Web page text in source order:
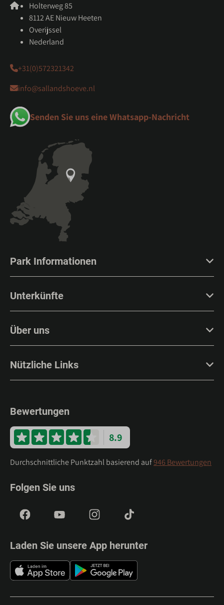
Holterweg 85
8112 AE Nieuw Heeten
Overijssel
Nederland
+31(0)572321342
info@sallandshoeve.nl
Senden Sie uns eine Whatsapp-Nachricht
Park Informationen
Unterkünfte
Über uns
Nützliche Links
Bewertungen
8.9
Durchschnittliche Punktzahl basierend auf946 Bewertungen
Folgen Sie uns
Laden Sie unsere App herunter